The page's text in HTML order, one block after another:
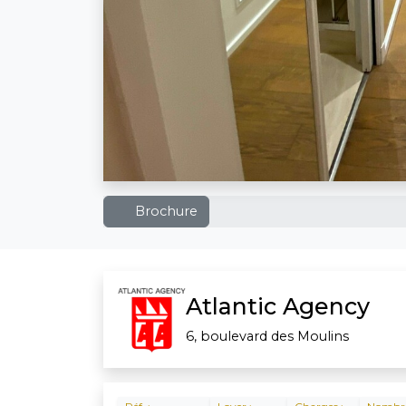
Brochure
Atlantic Agency
6, boulevard des Moulins